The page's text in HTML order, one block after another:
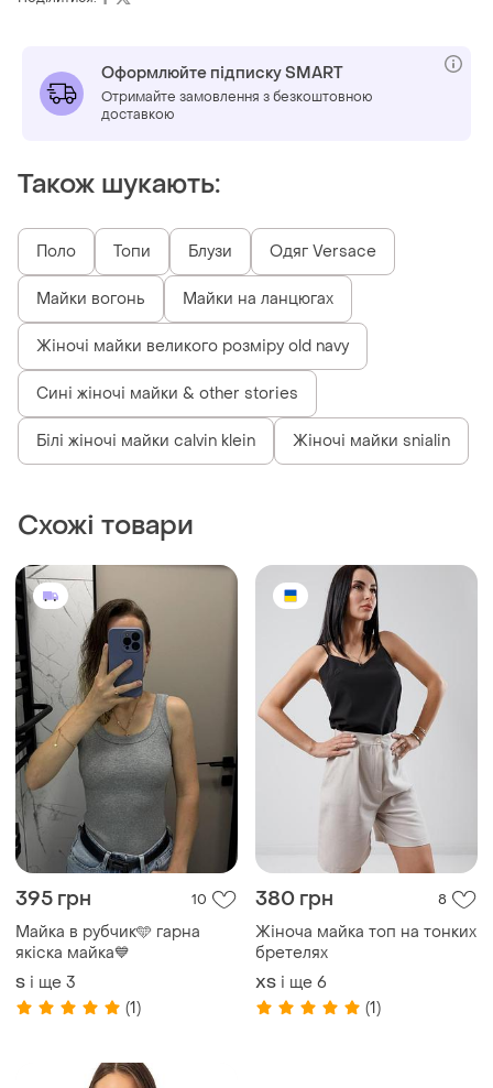
Оформлюйте підписку SMART
Отримайте замовлення з безкоштовною
доставкою
Також шукають:
Поло Топи Блузи Одяг Versace
Майки вогонь Майки на ланцюгах
Жіночі майки великого розміру old navy
Сині жіночі майки & other stories
Білі жіночі майки calvin klein Жіночі майки snialin
Схожі товари
395 грн 10
Майка в рубчик🩵 гарна
якіска майка💙
S і ще 3
(1)
380 грн 8
Жіноча майка топ на тонких
бретелях
ХS і ще 6
(1)